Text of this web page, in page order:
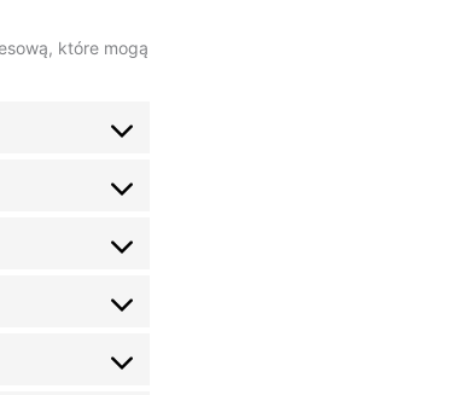
które mogą